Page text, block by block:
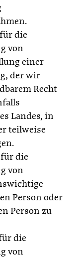
für die
von
einer
der wir
Recht
Landes, in
teilweise
für die
von
Person oder
Person zu
die
von